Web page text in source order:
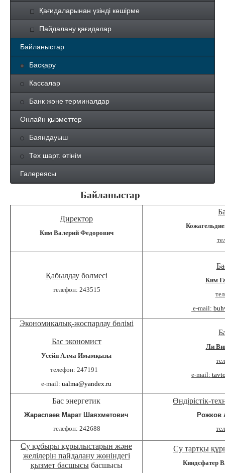
Қағидаларынан үзінді көшірме
Пайдалану қағидалар
Байланыстар
Басқару
Кассалар
Банк және терминалдар
Онлайн қызметтер
Баяндауыш
Тех шарт. өтінім
Галереясы
Байланыстар
Директор
Ким Валерий Федорович
Қабылдау бөлмесі
телефон: 243515
Ким
e-mail:
Экономикалық-жоспарлау бөлімі
Бас экономист
Усейн Алма Имамқызы
телефон: 247191
e-mail: ualma@yandex.ru
Ли
e-mail:
Бас энергетик
Жараспаев Марат Шаяхметович
телефон: 242688
Өндірістік-
Рожков
Су құбыры құрылыстарын және
желілерін пайдалану жөніндегі
қызмет басшысыбасшысы
Су тартқы
Киндсфатер